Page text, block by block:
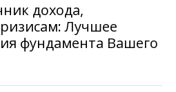
дохода,
Лучшее
фундамента Вашего